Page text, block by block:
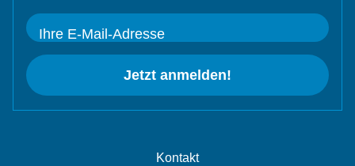
Kontakt
Ihre E-Mail-Adresse
Jetzt anmelden!